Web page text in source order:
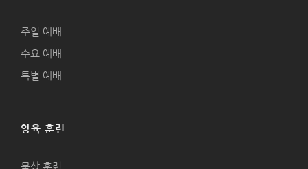
주일 예배
수요 예배
특별 예배
양육 훈련
묵상 훈련